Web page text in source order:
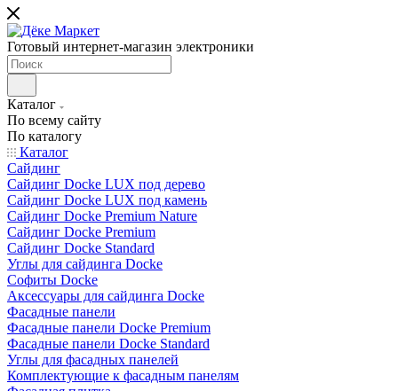
Готовый интернет-магазин электроники
Каталог
По всему сайту
По каталогу
Каталог
Сайдинг
Сайдинг Docke LUX под дерево
Сайдинг Docke LUX под камень
Сайдинг Docke Premium Nature
Сайдинг Docke Premium
Сайдинг Docke Standard
Углы для сайдинга Docke
Софиты Docke
Аксессуары для сайдинга Docke
Фасадные панели
Фасадные панели Docke Premium
Фасадные панели Docke Standard
Углы для фасадных панелей
Комплектующие к фасадным панелям